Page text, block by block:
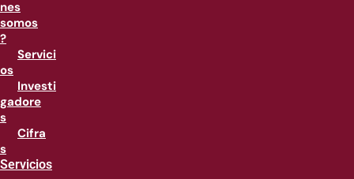
nes
somos
?
Servici
os
Investi
gadore
s
Cifra
s
Servicios